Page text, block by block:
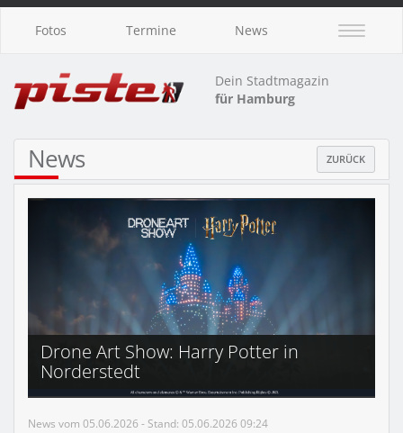
Fotos Termine News
Dein Stadtmagazin
für Hamburg
News ZURÜCK
Drone Art Show: Harry Potter in
Norderstedt
News vom 05.06.2026 - Stand: 05.06.2026 09:24